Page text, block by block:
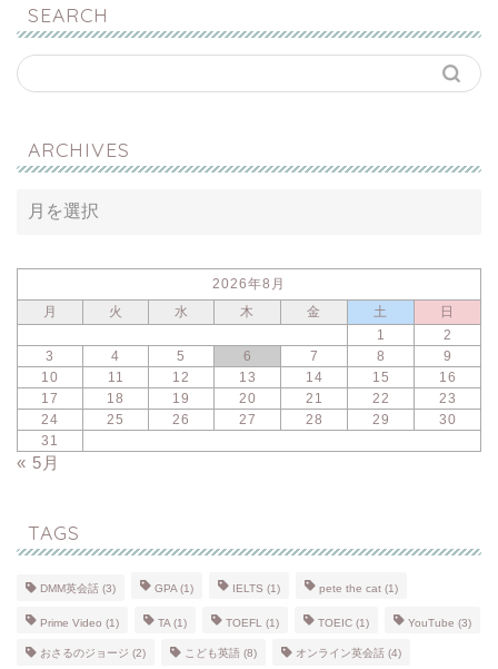
SEARCH
ARCHIVES
2026年8月
月
火 水 木 金 土
日
1
2
3
4 5 6 7 8
9
10
11 12 13 14 15
16
17
18 19 20 21 22
23
24
25 26 27 28 29
30
31
« 5月
TAGS
DMM英会話 (3) GPA (1) IELTS (1) pete the cat (1)
Prime Video (1) TA (1) TOEFL (1) TOEIC (1) YouTube (3)
おさるのジョージ (2) こども英語 (8) オンライン英会話 (4)